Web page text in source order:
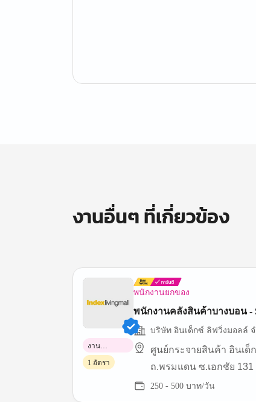
งานอื่นๆ ที่เกี่ยวข้อง
พนักงานยกของ
พนักงานคลังสินค้าบางบอน -
บริษัท อินเด็กซ์ ลิฟวิ่งมอลล์
ศูนย์กระจายสินค้า อินเด็
ถ.พรมแดน ซ.เอกชัย 131
ใกล้สถานีพรมแดน)
250 - 500 บาท/วัน
งาน
พาร์ทไทม์
1 อัตรา